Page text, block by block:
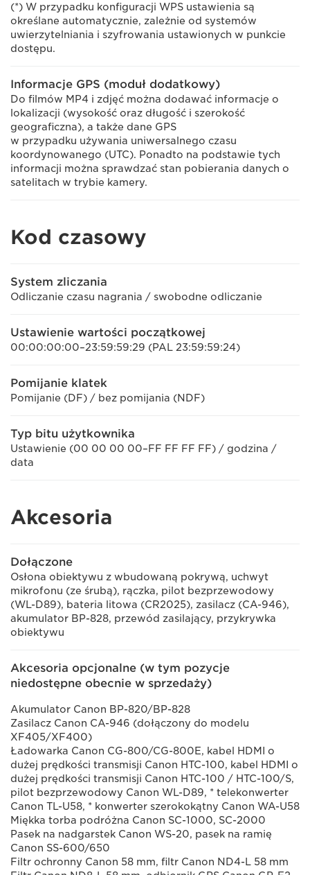
(*) W przypadku konfiguracji WPS ustawienia są
określane automatycznie, zależnie od systemów
uwierzytelniania i szyfrowania ustawionych w punkcie
dostępu.
Informacje GPS (moduł dodatkowy)
Do filmów MP4 i zdjęć można dodawać informacje o
lokalizacji (wysokość oraz długość i szerokość
geograficzna), a także dane GPS
w przypadku używania uniwersalnego czasu
koordynowanego (UTC). Ponadto na podstawie tych
informacji można sprawdzać stan pobierania danych o
satelitach w trybie kamery.
Kod czasowy
System zliczania
Odliczanie czasu nagrania / swobodne odliczanie
Ustawienie wartości początkowej
00:00:00:00–23:59:59:29 (PAL 23:59:59:24)
Pomijanie klatek
Pomijanie (DF) / bez pomijania (NDF)
Typ bitu użytkownika
Ustawienie (00 00 00 00–FF FF FF FF) / godzina /
data
Akcesoria
Dołączone
Osłona obiektywu z wbudowaną pokrywą, uchwyt
mikrofonu (ze śrubą), rączka, pilot bezprzewodowy
(WL-D89), bateria litowa (CR2025), zasilacz (CA-946),
akumulator BP-828, przewód zasilający, przykrywka
obiektywu
Akcesoria opcjonalne (w tym pozycje
niedostępne obecnie w sprzedaży)
Akumulator Canon BP-820/BP-828
Zasilacz Canon CA-946 (dołączony do modelu
XF405/XF400)
Ładowarka Canon CG-800/CG-800E, kabel HDMI o
dużej prędkości transmisji Canon HTC-100, kabel HDMI o
dużej prędkości transmisji Canon HTC-100 / HTC-100/S,
pilot bezprzewodowy Canon WL-D89, * telekonwerter
Canon TL-U58, * konwerter szerokokątny Canon WA-U58
Miękka torba podróżna Canon SC-1000, SC-2000
Pasek na nadgarstek Canon WS-20, pasek na ramię
Canon SS-600/650
Filtr ochronny Canon 58 mm, filtr Canon ND4-L 58 mm